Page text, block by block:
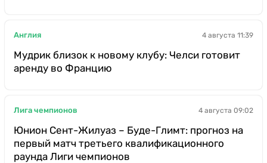
Англия 4 августа 11:39
Мудрик близок к новому клубу: Челси готовит
аренду во Францию
Лига чемпионов 4 августа 09:02
Юнион Сент-Жилуаз – Буде-Глимт: прогноз на
первый матч третьего квалификационного
раунда Лиги чемпионов